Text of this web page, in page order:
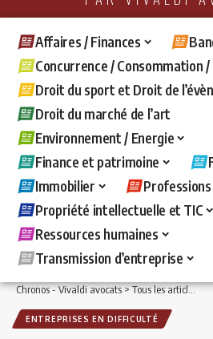
Affaires / Finances
Concurrence / Consommation
Droit du sport et Droit de
Droit du marché de l’art
Environnement / Energie
Finance et patrimoine
Immobilier
Propriété intellectuelle et TIC
Ressources humaines
Transmission d’entreprise
Chronos - Vivaldi avocats>Tous les articles >
ENTREPRISES EN DIFFICULTÉ